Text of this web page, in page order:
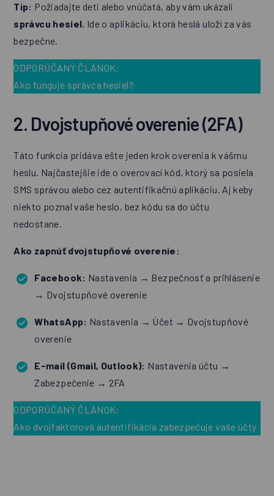
Tip: Požiadajte deti alebo vnúčatá, aby vám ukázali
správcu hesiel. Ide o aplikáciu, ktorá heslá uloží za vás
bezpečne.
ODPORÚČANÝ ČLÁNOK:
Ako funguje správca hesiel?
2. Dvojstupňové overenie (2FA)
Táto funkcia pridáva ešte jeden krok overenia k vášmu
heslu. Najčastejšie ide o overovací kód, ktorý sa posiela
SMS správou alebo cez autentifikačnú aplikáciu. Aj keby
niekto poznal vaše heslo, bez kódu sa do účtu
nedostane.
Ako zapnúť dvojstupňové overenie:
Facebook: Nastavenia → Bezpečnosť a prihlásenie
→ Dvojstupňové overenie
WhatsApp: Nastavenia → Účet → Dvojstupňové
overenie
E-mail (Gmail, Outlook): Nastavenia účtu →
Zabezpečenie → 2FA
ODPORÚČANÝ ČLÁNOK:
Ako dvojfaktorová autentifikácia zabezpečuje vaše účty